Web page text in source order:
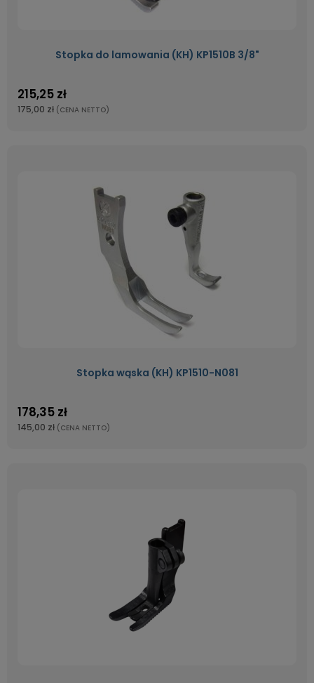
Stopka do lamowania (KH) KP1510B 3/8"
215,25 zł
175,00 zł (CENA NETTO)
Stopka wąska (KH) KP1510-N081
178,35 zł
145,00 zł (CENA NETTO)